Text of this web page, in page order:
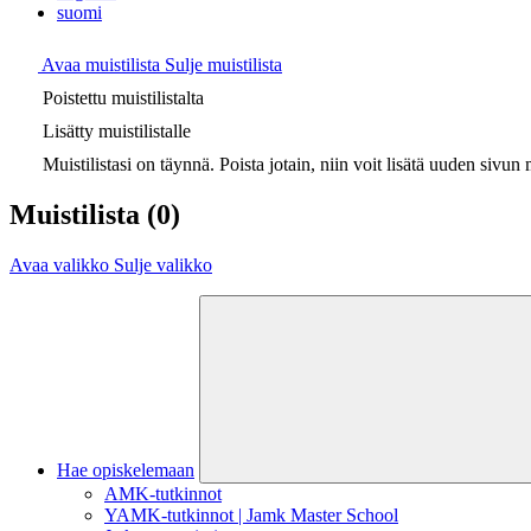
suomi
Avaa muistilista Sulje muistilista
Poistettu muistilistalta
Lisätty muistilistalle
Muistilistasi on täynnä. Poista jotain, niin voit lisätä uuden sivun
Muistilista (0)
Avaa valikko Sulje valikko
Hae opiskelemaan
AMK-tutkinnot
YAMK-tutkinnot | Jamk Master School